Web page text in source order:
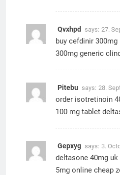
Qvxhpd says: 27.
buy cefdinir
300mg generic
Pitebu says: 28.
order isotretinoin
100 mg tablet
Gepxyg says: 3.
deltasone 40mg uk
5mg online cheap